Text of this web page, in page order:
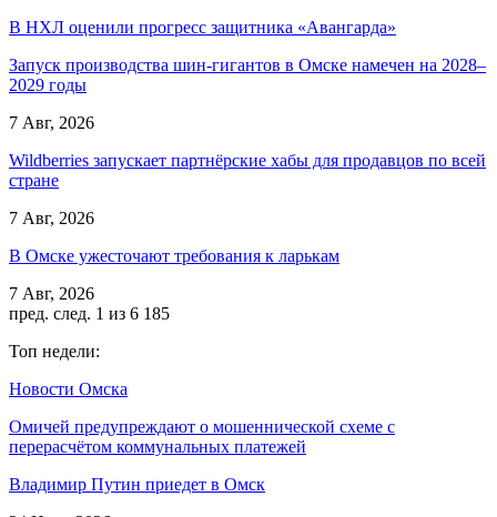
В НХЛ оценили прогресс защитника «Авангарда»
Запуск производства шин-гигантов в Омске намечен на 2028–
2029 годы
7 Авг, 2026
Wildberries запускает партнёрские хабы для продавцов по всей
стране
7 Авг, 2026
В Омске ужесточают требования к ларькам
7 Авг, 2026
пред. след. 1 из 6 185
Топ недели:
Новости Омска
Омичей предупреждают о мошеннической схеме с
перерасчётом коммунальных платежей
Владимир Путин приедет в Омск